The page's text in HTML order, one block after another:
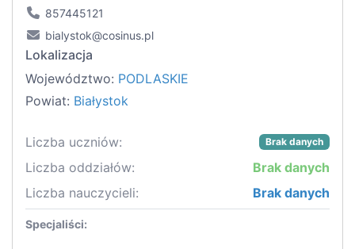
857445121
bialystok@cosinus.pl
Lokalizacja
Województwo: PODLASKIE
Powiat: Białystok
Liczba uczniów: Brak danych
Liczba oddziałów:
Brak danych
Liczba nauczycieli:
Brak danych
Specjaliści: